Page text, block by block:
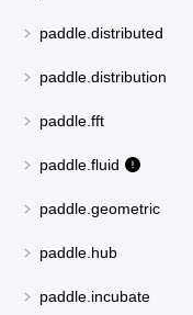
paddle.distributed
paddle.distribution
paddle.fft
paddle.fluid
paddle.geometric
paddle.hub
paddle.incubate